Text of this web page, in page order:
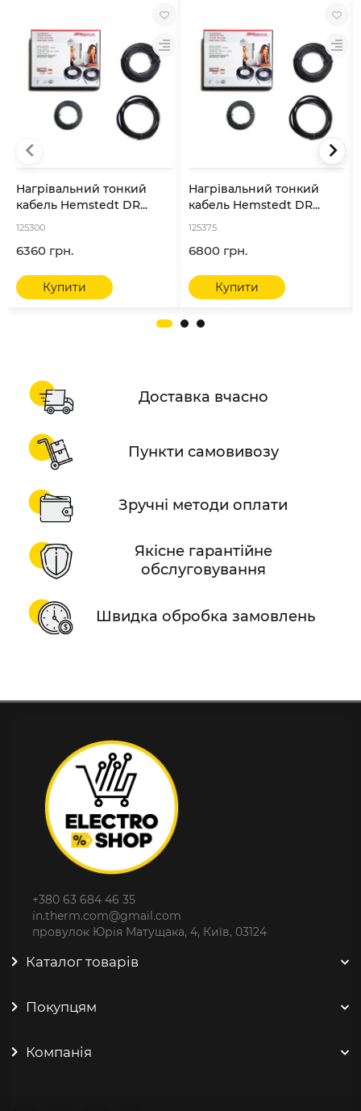
Нагрівальний тонкий
кабель Hemstedt DR...
125300
6360 грн.
Купити
Нагрівальний тонкий
кабель Hemstedt DR...
125375
6800 грн.
Купити
Доставка вчасно
Пункти самовивозу
Зручні методи оплати
Якісне гарантійне
обслуговування
Швидка обробка замовлень
+380 63 684 46 35
in.therm.com@gmail.com
провулок Юрія Матущака, 4, Київ, 03124
Каталог товарів
Покупцям
Компанія